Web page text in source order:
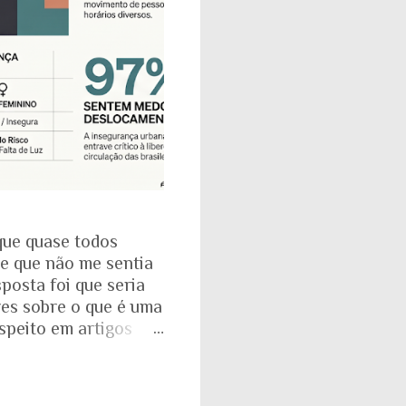
quase todos
que não me sentia
foi que seria
sobre o que é uma
em artigos
97% das